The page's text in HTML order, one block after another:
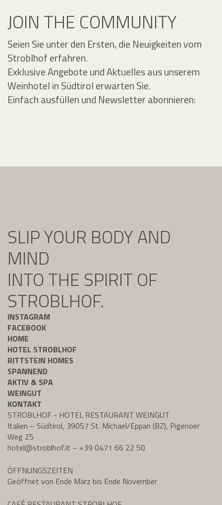
JOIN THE COMMUNITY
Seien Sie unter den Ersten, die Neuigkeiten vom
Stroblhof erfahren.
Exklusive Angebote und Aktuelles aus unserem
Weinhotel in Südtirol erwarten Sie.
Einfach ausfüllen und Newsletter abonnieren:
SLIP YOUR BODY AND
MIND
INTO THE SPIRIT OF
STROBLHOF.
INSTAGRAM
FACEBOOK
HOME
HOTEL STROBLHOF
RITTSTEIN HOMES
SPANNEND
AKTIV & SPA
WEINGUT
KONTAKT
STROBLHOF - HOTEL RESTAURANT WEINGUT
Italien – Südtirol, 39057 St. Michael/Eppan (BZ), Pigenoer
Weg 25
hotel@stroblhof.it – +39 0471 66 22 50
ÖFFNUNGSZEITEN
Geöffnet von Ende März bis Ende November